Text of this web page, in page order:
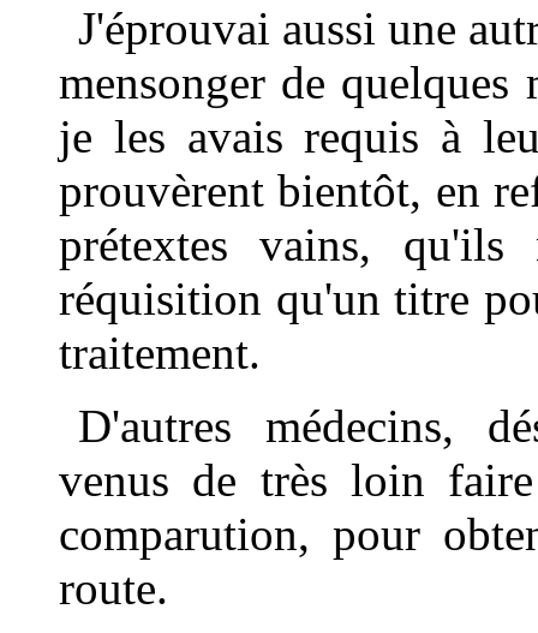
J'éprouvai aussi une
mensonger de quelques
je les avais requis à
prouvèrent bientôt, en
prétextes vains, qu'ils
réquisition qu'un titre
traitement.
D'autres médecins,
venus de très loin
comparution, pour
route.